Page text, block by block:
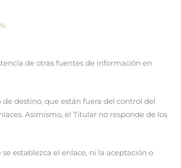
.
de otras fuentes de información en
destino, que están fuera del control del
Asimismo, el Titular no responde de los
establezca el enlace, ni la aceptación o